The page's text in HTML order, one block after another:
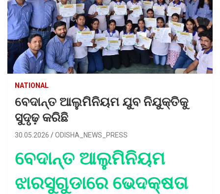
NATIONAL
ବେଦାନ୍ତ ଆଲୁମିନିୟମ ଯୁବ ନିଯୁକ୍ତିକୁ
ସୁଦୃଢ଼ ​​କରିଛି
30.05.2026 ODISHA_NEWS_PRESS
ବେଦାନ୍ତ ଆଲୁମିନିୟମ
ଝାରସୁଗୁଡାରେ ଭେଦକ୍ଷତା